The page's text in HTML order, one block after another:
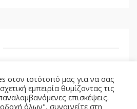
στον ιστότοπό μας για να σας
εμπειρία θυμίζοντας τις
επισκέψεις.
όλων", συναινείτε στη